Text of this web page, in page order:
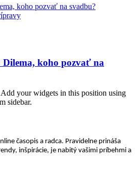
koho pozvať na
your widgets in this position using
sidebar.
časopis a radca. Pravidelne prináša
inšpirácie, je nabitý vašimi príbehmi a